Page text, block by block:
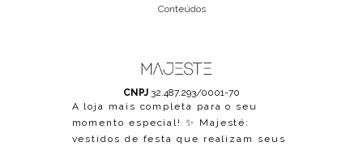
Conteúdos
CNPJ 32.487.293/0001-70
A loja mais completa para o seu
momento especial! ✨ Majesté:
vestidos de festa que realizam seus